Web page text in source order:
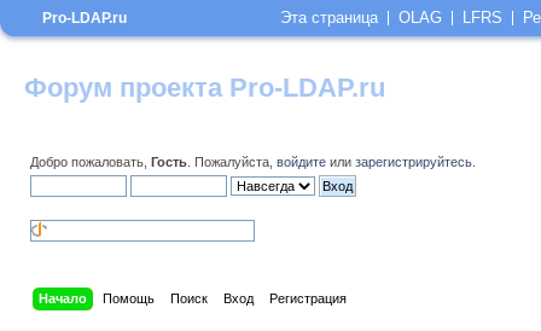
Форум проекта Pro-LDAP.ru
Добро пожаловать, Гость . Пожалуйста, войдите или зарегистрируйтесь
Начало Помощь Поиск Вход Регистрация
Pro-LDAP.ru Эта страница OLAG LFRS